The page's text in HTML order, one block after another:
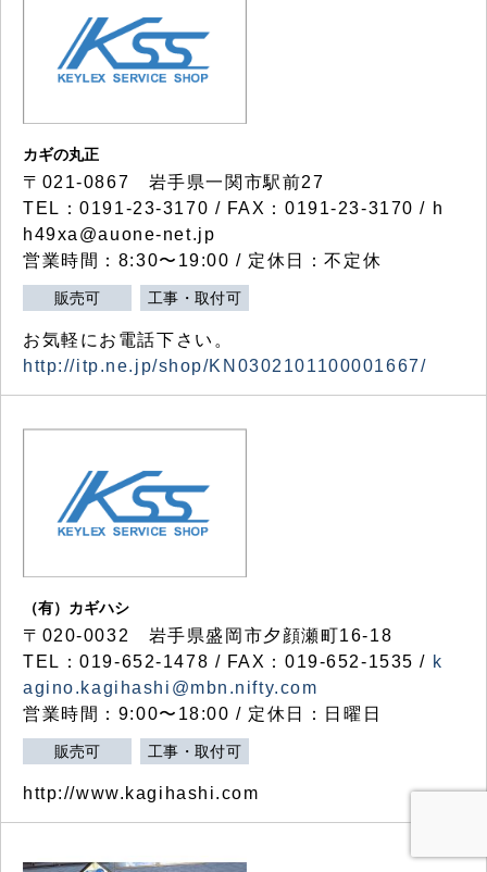
カギの丸正
〒021-0867 岩手県一関市駅前27
TEL：0191-23-3170 / FAX：0191-23-3170 / h
h49xa@auone-net.jp
営業時間：8:30〜19:00 / 定休日：不定休
販売可 工事・取付可
お気軽にお電話下さい。
http://itp.ne.jp/shop/KN0302101100001667/
（有）カギハシ
〒020-0032 岩手県盛岡市夕顔瀬町16-18
TEL：019-652-1478 / FAX：019-652-1535 / k
agino.kagihashi@mbn.nifty.com
営業時間：9:00〜18:00 / 定休日：日曜日
販売可 工事・取付可
http://www.kagihashi.com